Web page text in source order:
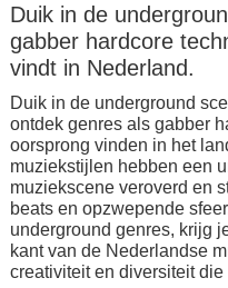
Duik in de
gabber hardcore
vindt in Nederland.
Duik in de underground
ontdek genres als gabber
oorsprong vinden in het
muziekstijlen hebben een
muziekscene veroverd en
beats en opzwepende
underground genres, krijg
kant van de Nederlandse
creativiteit en diversiteit